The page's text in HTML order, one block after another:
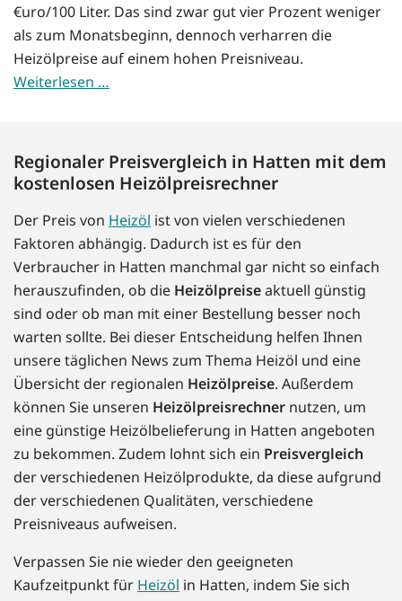
€uro/100 Liter. Das sind zwar gut vier Prozent weniger
als zum Monatsbeginn, dennoch verharren die
Heizölpreise auf einem hohen Preisniveau.
Weiterlesen …
Regionaler Preisvergleich in Hatten mit dem
kostenlosen Heizölpreisrechner
Der Preis von Heizöl ist von vielen verschiedenen
Faktoren abhängig. Dadurch ist es für den
Verbraucher in Hatten manchmal gar nicht so einfach
herauszufinden, ob die Heizölpreiseaktuell günstig
sind oder ob man mit einer Bestellung besser noch
warten sollte. Bei dieser Entscheidung helfen Ihnen
unsere täglichen News zum Thema Heizöl und eine
Übersicht der regionalen Heizölpreise. Außerdem
können Sie unseren Heizölpreisrechner nutzen, um
eine günstige Heizölbelieferung in Hatten angeboten
zu bekommen. Zudem lohnt sich ein Preisvergleich
der verschiedenen Heizölprodukte, da diese aufgrund
der verschiedenen Qualitäten, verschiedene
Preisniveaus aufweisen.
Verpassen Sie nie wieder den geeigneten
Kaufzeitpunkt für Heizöl in Hatten, indem Sie sich